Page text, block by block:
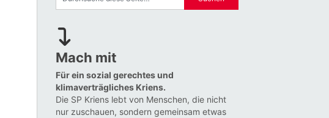
Mach mit
Für ein sozial gerechtes und
klimaverträgliches Kriens.
Die SP Kriens lebt von Menschen, die nicht
nur zuschauen, sondern gemeinsam etwas